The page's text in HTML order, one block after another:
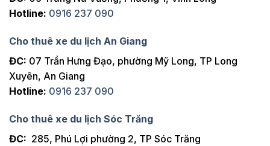
Hotline: 0916 237 090
Cho thuê xe du lịch An Giang
ĐC: 07 Trần Hưng Đạo, phường Mỹ Long, TP Long
Xuyên, An Giang
Hotline: 0916 237 090
Cho thuê xe du lịch Sóc Trăng
ĐC: 285, Phú Lợi phường 2, TP Sóc Trăng